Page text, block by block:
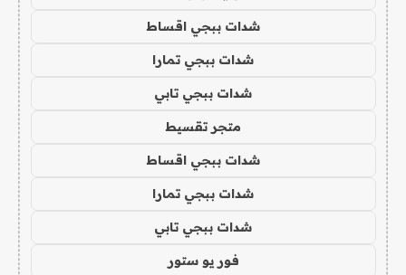
شدات ببجي اقساط
شدات ببجي تمارا
شدات ببجي تابي
متجر تقسيط
شدات ببجي اقساط
شدات ببجي تمارا
شدات ببجي تابي
فور يو ستور